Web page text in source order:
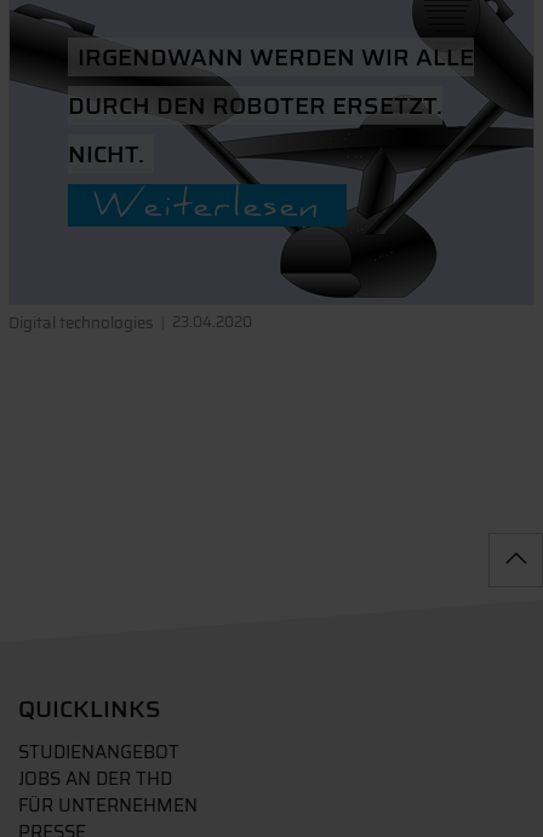
IRGENDWANN WERDEN WIR ALLE
DURCH DEN ROBOTER ERSETZT.
NICHT.
Weiterlesen
Digital technologies 23.04.2020
QUICKLINKS
STUDIENANGEBOT
JOBS AN DER THD
FÜR UNTERNEHMEN